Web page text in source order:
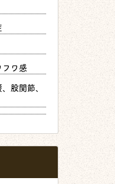
ワ感
股関節、